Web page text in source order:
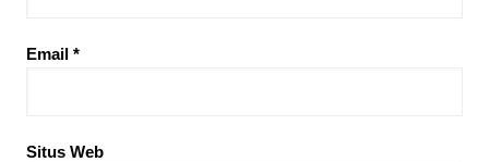
Email *
Situs Web